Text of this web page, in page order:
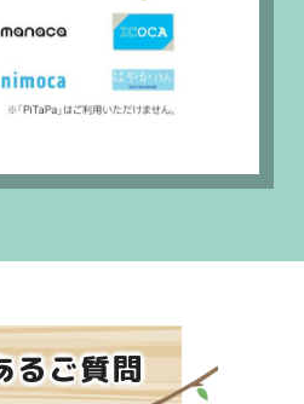
るご質問